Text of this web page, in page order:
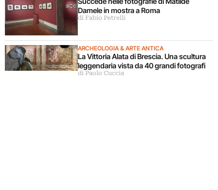
Damele in mostra a Roma
di Fabio Petrelli
ARCHEOLOGIA & ARTE ANTICA
La Vittoria Alata di Brescia. Una scultura
leggendaria vista da 40 grandi fotografi
di Paolo Cuccia